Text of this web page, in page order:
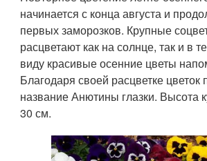
начинается с конца августа и
первых заморозков. Крупные
расцветают как на солнце, так и в
виду красивые осенние цветы
Благодаря своей расцветке цветок
название Анютины глазки. Высота
30 см.